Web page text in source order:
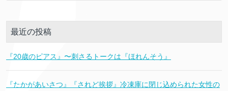
最近の投稿
『20歳のピアス』〜刺さるトークは『ほれんそう』
『たかがあいさつ』『されど挨拶』冷凍庫に閉じ込められた女性の